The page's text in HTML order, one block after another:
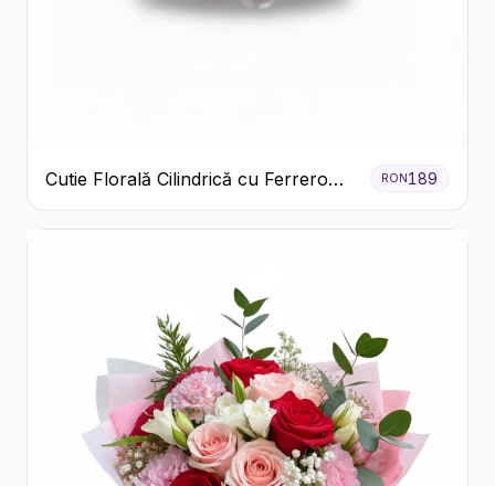
Cutie Florală Cilindrică cu Ferrero
Rocher și Trandafiri Pastel
RON 189